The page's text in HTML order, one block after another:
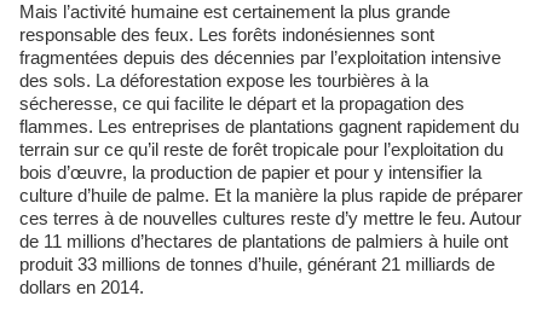
Mais l’activité humaine est certainement la plus grande
responsable des feux. Les forêts indonésiennes sont
fragmentées depuis des décennies par l’exploitation intensive
des sols. La déforestation expose les tourbières à la
sécheresse, ce qui facilite le départ et la propagation des
flammes. Les entreprises de plantations gagnent rapidement du
terrain sur ce qu’il reste de forêt tropicale pour l’exploitation du
bois d’œuvre, la production de papier et pour y intensifier la
culture d’huile de palme. Et la manière la plus rapide de préparer
ces terres à de nouvelles cultures reste d’y mettre le feu. Autour
de 11 millions d’hectares de plantations de palmiers à huile ont
produit 33 millions de tonnes d’huile, générant 21 milliards de
dollars en 2014.